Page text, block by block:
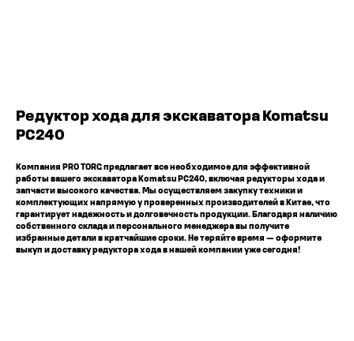
Редуктор хода для экскаватора Komatsu
PC240
Компания PRO TORG предлагает все необходимое для эффективной
работы вашего экскаватора Komatsu PC240, включая редукторы хода и
запчасти высокого качества. Мы осуществляем закупку техники и
комплектующих напрямую у проверенных производителей в Китае, что
гарантирует надежность и долговечность продукции. Благодаря наличию
собственного склада и персонального менеджера вы получите
избранные детали в кратчайшие сроки. Не теряйте время — оформите
выкуп и доставку редуктора хода в нашей компании уже сегодня!